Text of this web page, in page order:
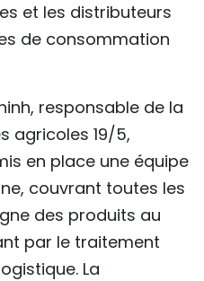
et les distributeurs
de consommation
responsable de la
agricoles 19/5,
en place une équipe
couvrant toutes les
des produits au
par le traitement
La